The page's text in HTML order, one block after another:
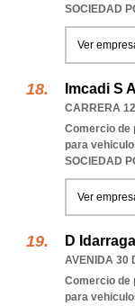
SOCIEDAD
Ver
Imcadi S
CARRERA
Comercio de
para
SOCIEDAD
Ver
D
AVENIDA 30
Comercio de
para